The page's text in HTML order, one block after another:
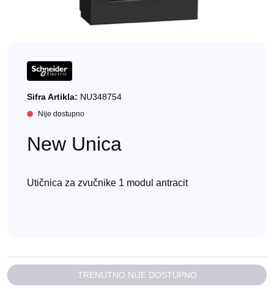
Sifra Artikla: NU348754
Nije dostupno
New Unica
Utičnica za zvučnike 1 modul antracit
TRENUTNO NIJE DOSTUPNO